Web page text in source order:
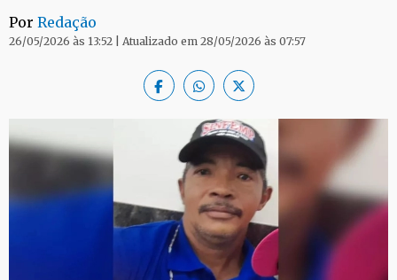
Por Redação
26/05/2026 às 13:52 | Atualizado em 28/05/2026 às 07:57